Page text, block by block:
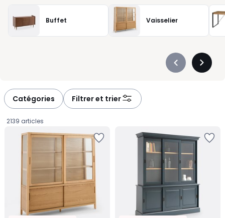
Buffet Vaisselier
Précédent
Catégories Filtrer et trier
2139 articles